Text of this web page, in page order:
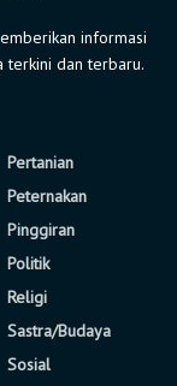
informasi
terkini dan terbaru.
Pertanian
Peternakan
Pinggiran
Politik
Religi
Sastra/Budaya
Sosial